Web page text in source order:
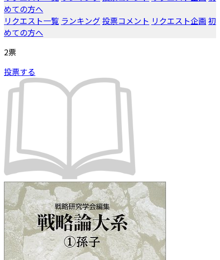
めての方へ
リクエスト一覧 ランキング投票コメント リクエスト企画 初
めての方へ
2票
投票する